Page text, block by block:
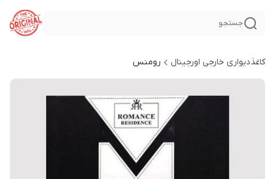
جستجو
کاغذدیواری خارجی اورجینال رومنس